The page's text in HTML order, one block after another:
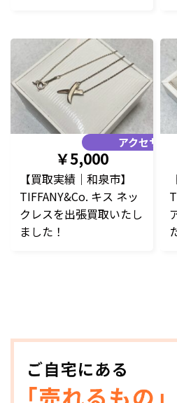
アクセサリー
￥5,000
【買取実績｜和泉市】
TIFFANY&Co. キス ネッ
クレスを出張買取いたし
ました！